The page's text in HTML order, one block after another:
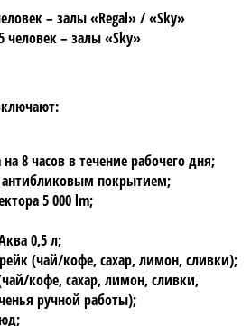
– залы «Regal» / «Sky»
человек – залы «Sky»
8 часов в течение рабочего дня;
антибликовым покрытием;
5 000 lm;
0,5 л;
(чай/кофе, сахар, лимон, сливки);
кофе, сахар, лимон, сливки,
ручной работы);